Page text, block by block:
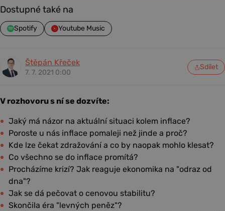
Dostupné také na
Spotify Youtube Music
Štěpán Křeček
7. 7. 2021 0:00
Sdílet
V rozhovoru s ní se dozvíte:
Jaký má názor na aktuální situaci kolem inflace?
Poroste u nás inflace pomaleji než jinde a proč?
Kde lze čekat zdražování a co by naopak mohlo klesat?
Co všechno se do inflace promítá?
Procházíme krizí? Jak reaguje ekonomika na "odraz od
dna"?
Jak se dá pečovat o cenovou stabilitu?
Skončila éra "levných peněz"?